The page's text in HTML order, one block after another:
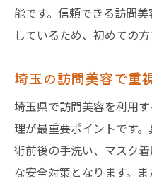
能です。信頼できる訪問
しているため、初めての
埼玉の訪問美容で重
埼玉県で訪問美容を利用
理が最重要ポイントです
術前後の手洗い、マスク
な安全対策となります。